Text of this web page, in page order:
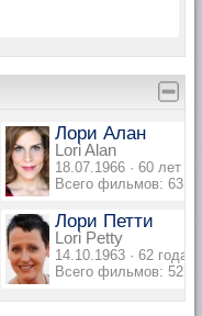
Лори Алан
Lori Alan
18.07.1966 · 60 лет
Всего фильмов: 63
Лори Петти
Lori Petty
14.10.1963 · 62 года
Всего фильмов: 52